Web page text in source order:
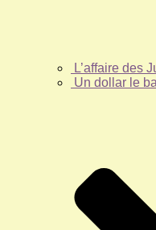
L’affaire des
Un dollar le